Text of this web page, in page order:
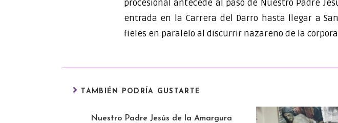
procesional antecede al paso de Nuestro Padre
entrada en la Carrera del Darro hasta llegar a
fieles en paralelo al discurrir nazareno de la
TAMBIÉN PODRÍA GUSTARTE
Nuestro Padre Jesús de la Amargura